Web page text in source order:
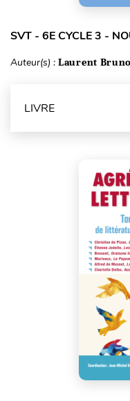
SVT - 6E CYCLE 3 -
Auteur(s) : Laurent
LIVRE